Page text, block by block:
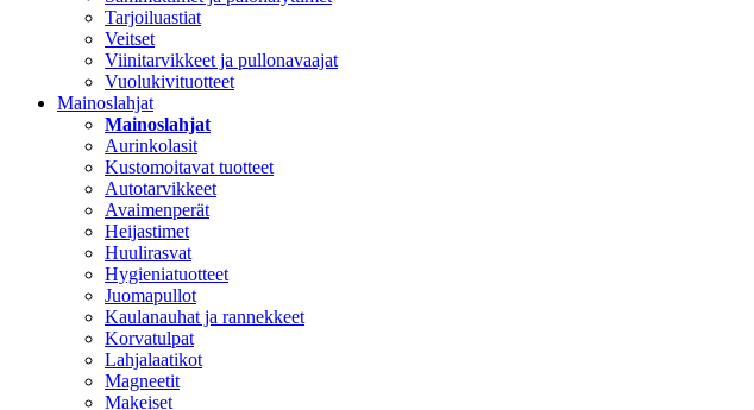
Tarjoiluastiat
Veitset
Viinitarvikkeet ja pullonavaajat
Vuolukivituotteet
Mainoslahjat
Mainoslahjat
Aurinkolasit
Kustomoitavat tuotteet
Autotarvikkeet
Avaimenperät
Heijastimet
Huulirasvat
Hygieniatuotteet
Juomapullot
Kaulanauhat ja rannekkeet
Korvatulpat
Lahjalaatikot
Magneetit
Makeiset